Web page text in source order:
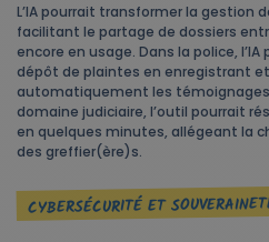
L’IA pourrait transformer la gestion
facilitant le partage de dossiers
encore en usage. Dans la police,
dépôt de plaintes en enregistrant
automatiquement les
domaine judiciaire, l’outil pourrait
en quelques minutes, allégeant la
des greffier(ère)s.
CYBERSÉCURITÉ ET